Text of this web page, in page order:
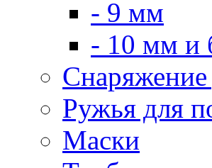
- 9 мм
- 10 мм и
Снаряжение
Ружья для
Маски